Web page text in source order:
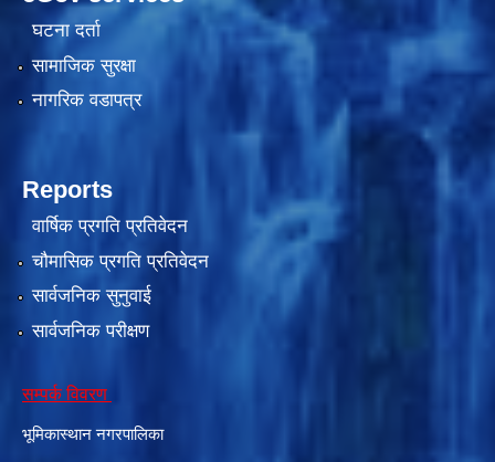
घटना दर्ता
सामाजिक सुरक्षा
नागरिक वडापत्र
Reports
वार्षिक प्रगति प्रतिवेदन
चौमासिक प्रगति प्रतिवेदन
सार्वजनिक सुनुवाई
सार्वजनिक परीक्षण
सम्पर्क विवरण
भूमिकास्थान नगरपालिका